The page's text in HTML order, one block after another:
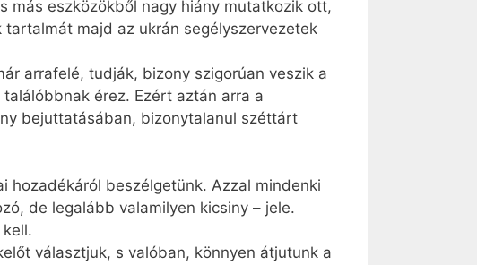
más eszközökből nagy hiány mutatkozik ott,
majd az ukrán segélyszervezetek
arrafelé, tudják, bizony szigorúan veszik a
érez. Ezért aztán arra a
bejuttatásában, bizonytalanul széttárt
hozadékáról beszélgetünk. Azzal mindenki
de legalább valamilyen kicsiny – jele.
választjuk, s valóban, könnyen átjutunk a